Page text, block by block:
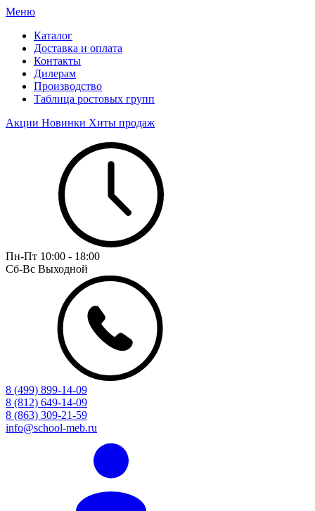
Меню
Каталог
Доставка и оплата
Контакты
Дилерам
Производство
Таблица ростовых групп
Акции Новинки Хиты продаж
Пн-Пт 10:00 - 18:00
Сб-Вс Выходной
8 (499) 899-14-09
8 (812) 649-14-09
8 (863) 309-21-59
info@school-meb.ru